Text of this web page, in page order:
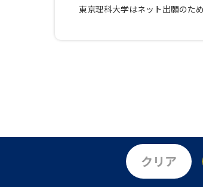
東京理科大学はネット出願のた
クリア